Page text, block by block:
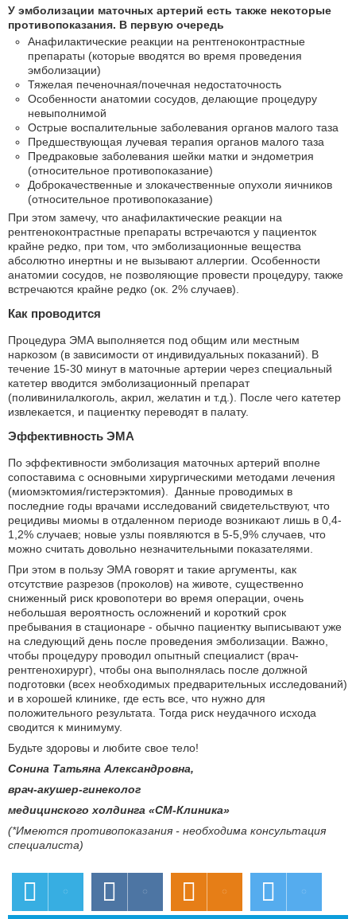
У эмболизации маточных артерий есть также некоторые
противопоказания. В первую очередь
Анафилактические реакции на рентгеноконтрастные
препараты (которые вводятся во время проведения
эмболизации)
Тяжелая печеночная/почечная недостаточность
Особенности анатомии сосудов, делающие процедуру
невыполнимой
Острые воспалительные заболевания органов малого таза
Предшествующая лучевая терапия органов малого таза
Предраковые заболевания шейки матки и эндометрия
(относительное противопоказание)
Доброкачественные и злокачественные опухоли яичников
(относительное противопоказание)
При этом замечу, что анафилактические реакции на
рентгеноконтрастные препараты встречаются у пациенток
крайне редко, при том, что эмболизационные вещества
абсолютно инертны и не вызывают аллергии. Особенности
анатомии сосудов, не позволяющие провести процедуру, также
встречаются крайне редко (ок. 2% случаев).
Как проводится
Процедура ЭМА выполняется под общим или местным
наркозом (в зависимости от индивидуальных показаний). В
течение 15-30 минут в маточные артерии через специальный
катетер вводится эмболизационный препарат
(поливинилалкоголь, акрил, желатин и т.д.). После чего катетер
извлекается, и пациентку переводят в палату.
Эффективность ЭМА
По эффективности эмболизация маточных артерий вполне
сопоставима с основными хирургическими методами лечения
(миомэктомия/гистерэктомия). Данные проводимых в
последние годы врачами исследований свидетельствуют, что
рецидивы миомы в отдаленном периоде возникают лишь в 0,4-
1,2% случаев; новые узлы появляются в 5-5,9% случаев, что
можно считать довольно незначительными показателями.
При этом в пользу ЭМА говорят и такие аргументы, как
отсутствие разрезов (проколов) на животе, существенно
сниженный риск кровопотери во время операции, очень
небольшая вероятность осложнений и короткий срок
пребывания в стационаре - обычно пациентку выписывают уже
на следующий день после проведения эмболизации. Важно,
чтобы процедуру проводил опытный специалист (врач-
рентгенохирург), чтобы она выполнялась после должной
подготовки (всех необходимых предварительных исследований)
и в хорошей клинике, где есть все, что нужно для
положительного результата. Тогда риск неудачного исхода
сводится к минимуму.
Будьте здоровы и любите свое тело!
Сонина Татьяна Александровна,
врач-акушер-гинеколог
медицинского холдинга «СМ-Клиника»
(*Имеются противопоказания - необходима консультация
специалиста)